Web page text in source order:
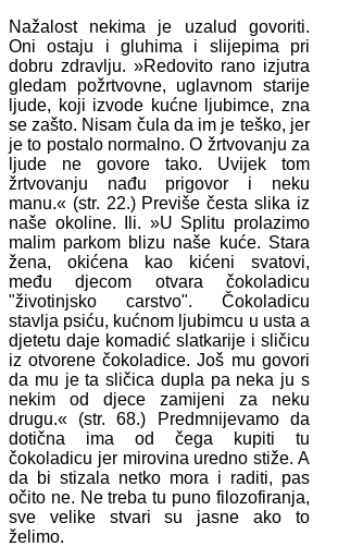
Nažalost nekima je uzalud govoriti.
Oni ostaju i gluhima i slijepima pri
dobru zdravlju. »Redovito rano izjutra
gledam požrtvovne, uglavnom starije
ljude, koji izvode kućne ljubimce, zna
se zašto. Nisam čula da im je teško, jer
je to postalo normalno. O žrtvovanju za
ljude ne govore tako. Uvijek tom
žrtvovanju nađu prigovor i neku
manu.« (str. 22.) Previše česta slika iz
naše okoline. Ili. »U Splitu prolazimo
malim parkom blizu naše kuće. Stara
žena, okićena kao kićeni svatovi,
među djecom otvara čokoladicu
"životinjsko carstvo". Čokoladicu
stavlja psiću, kućnom ljubimcu u usta a
djetetu daje komadić slatkarije i sličicu
iz otvorene čokoladice. Još mu govori
da mu je ta sličica dupla pa neka ju s
nekim od djece zamijeni za neku
drugu.« (str. 68.) Predmnijevamo da
dotična ima od čega kupiti tu
čokoladicu jer mirovina uredno stiže. A
da bi stizala netko mora i raditi, pas
očito ne. Ne treba tu puno filozofiranja,
sve velike stvari su jasne ako to
želimo.